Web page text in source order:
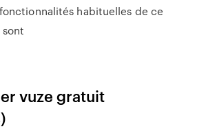
habituelles de ce
vuze gratuit